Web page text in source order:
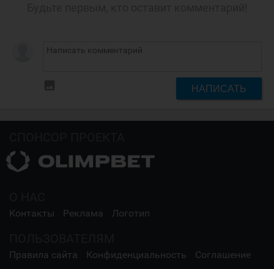
НАПИСАТЬ
Контакты Реклама Логотип
Правила сайта Конфиденциальность Соглашение